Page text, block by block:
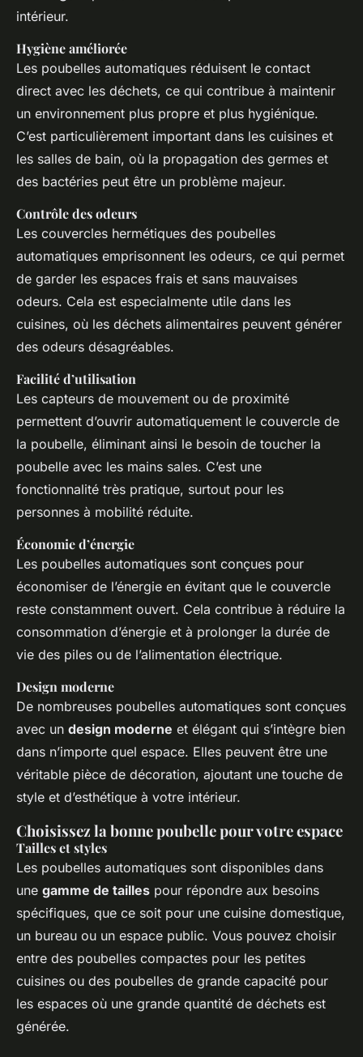
intérieur.
Hygiène améliorée
Les poubelles automatiques réduisent le contact
direct avec les déchets, ce qui contribue à maintenir
un environnement plus propre et plus hygiénique.
C’est particulièrement important dans les cuisines et
les salles de bain, où la propagation des germes et
des bactéries peut être un problème majeur.
Contrôle des odeurs
Les couvercles hermétiques des poubelles
automatiques emprisonnent les odeurs, ce qui permet
de garder les espaces frais et sans mauvaises
odeurs. Cela est especialmente utile dans les
cuisines, où les déchets alimentaires peuvent générer
des odeurs désagréables.
Facilité d’utilisation
Les capteurs de mouvement ou de proximité
permettent d’ouvrir automatiquement le couvercle de
la poubelle, éliminant ainsi le besoin de toucher la
poubelle avec les mains sales. C’est une
fonctionnalité très pratique, surtout pour les
personnes à mobilité réduite.
Économie d’énergie
Les poubelles automatiques sont conçues pour
économiser de l’énergie en évitant que le couvercle
reste constamment ouvert. Cela contribue à réduire la
consommation d’énergie et à prolonger la durée de
vie des piles ou de l’alimentation électrique.
Design moderne
De nombreuses poubelles automatiques sont conçues
avec un design moderne et élégant qui s’intègre bien
dans n’importe quel espace. Elles peuvent être une
véritable pièce de décoration, ajoutant une touche de
style et d’esthétique à votre intérieur.
Choisissez la bonne poubelle pour votre espace
Tailles et styles
Les poubelles automatiques sont disponibles dans
une gamme de tailles pour répondre aux besoins
spécifiques, que ce soit pour une cuisine domestique,
un bureau ou un espace public. Vous pouvez choisir
entre des poubelles compactes pour les petites
cuisines ou des poubelles de grande capacité pour
les espaces où une grande quantité de déchets est
générée.